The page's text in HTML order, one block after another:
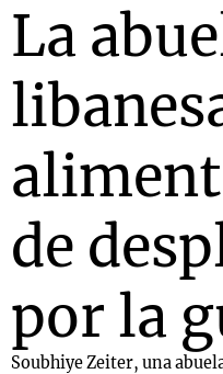
La
de
por la
Soubhiye Zeiter, una